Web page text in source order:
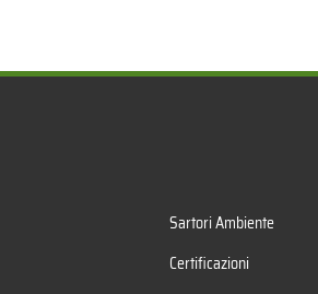
Sartori Ambiente
Certificazioni